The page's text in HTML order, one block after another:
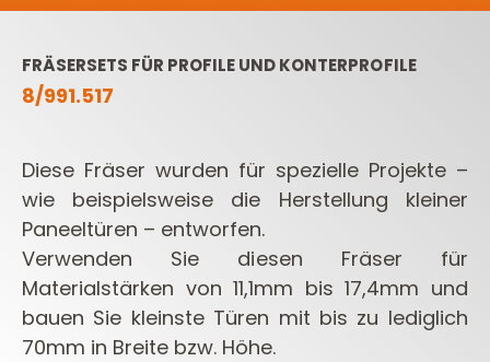
FRÄSERSETS FÜR PROFILE UND KONTERPROFILE
8/991.517
Diese Fräser wurden für spezielle Projekte –
wie beispielsweise die Herstellung kleiner
Paneeltüren – entworfen.
Verwenden Sie diesen Fräser für
Materialstärken von 11,1mm bis 17,4mm und
bauen Sie kleinste Türen mit bis zu lediglich
70mm in Breite bzw. Höhe.